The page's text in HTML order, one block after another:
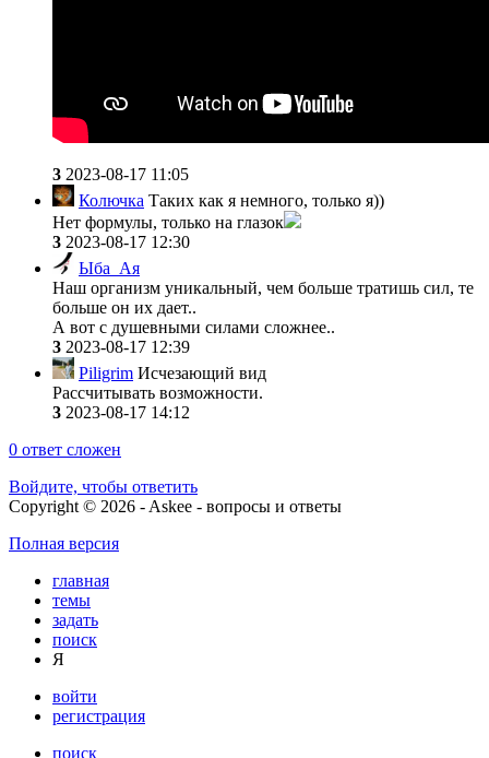
3 2023-08-17 11:05
Колючка Таких как я немного, только я))
Нет формулы, только на глазок
3 2023-08-17 12:30
Ыба_Ая
Наш организм уникальный, чем больше тратишь сил, те
больше он их дает..
А вот с душевными силами сложнее..
3 2023-08-17 12:39
Piligrim Исчезающий вид
Рассчитывать возможности.
3 2023-08-17 14:12
0 ответ сложен
Войдите, чтобы ответить
Copyright © 2026 - Askee - вопросы и ответы
Полная версия
главная
темы
задать
поиск
Я
войти
регистрация
поиск